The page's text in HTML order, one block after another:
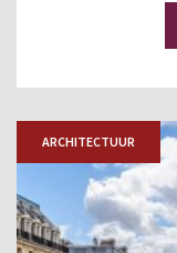
ARCHITECTUUR